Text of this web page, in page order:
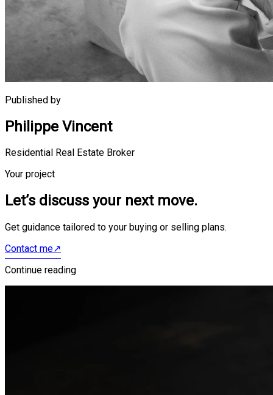
Published by
Philippe Vincent
Residential Real Estate Broker
Your project
Let’s discuss your next move.
Get guidance tailored to your buying or selling plans.
Contact me↗
Continue reading